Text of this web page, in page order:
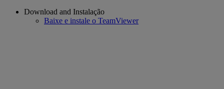
Download and Instalação
Baixe e instale o TeamViewer